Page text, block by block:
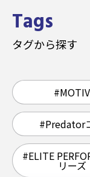
Tags
タグから探す
#MOTIV
#Predator
#ELITE
リーズ